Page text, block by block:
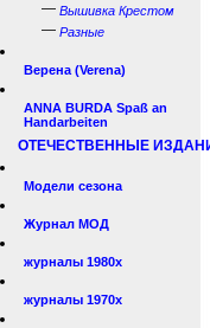
— Вышивка Крестом
— Разные
Верена (Verena)
ANNA BURDA Spaß an
Handarbeiten
ОТЕЧЕСТВЕННЫЕ
Модели сезона
Журнал МОД
журналы 1980х
журналы 1970х